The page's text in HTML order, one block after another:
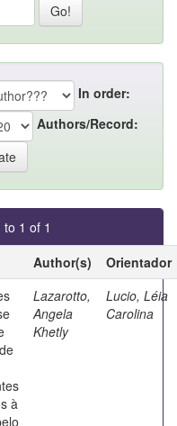
In order:
Authors/Record:
1 of 1
Author(s)
Orientador
à
Lazarotto,
Angela
Khetly
Lucio, Léia
Carolina